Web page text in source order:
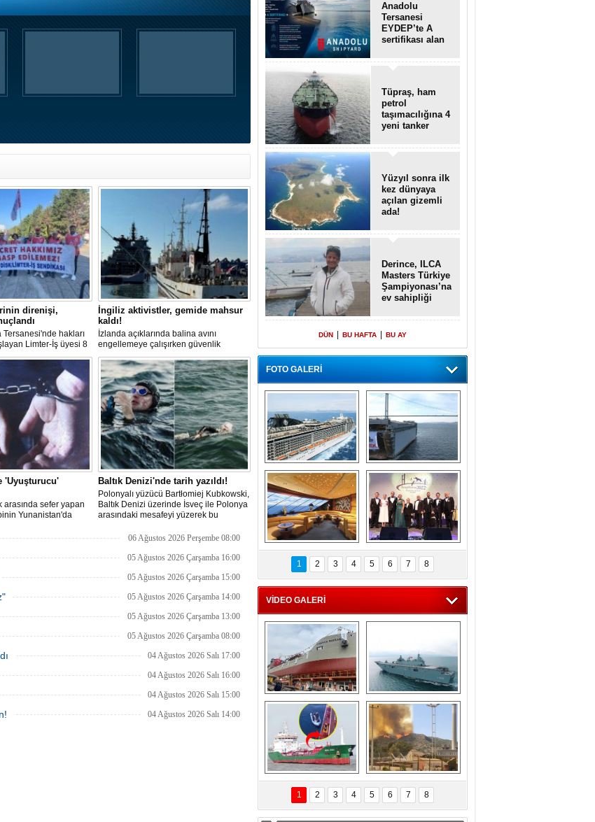
direnişi,
Tersanesi'nde hakları
Limter-İş üyesi 8
sonuç verdi. İşveren,
tüm
kabul etti.
tutulmaması halinde
açıkladı
İngiliz aktivistler, gemide mahsur
kaldı!
İzlanda açıklarında balina avını
engellemeye çalışırken güvenlik
güçlerince durdurulan Bandero adlı
protesto gemisindeki 21 çevre aktivisti,
günlerdir gemiden çıkmalarına izin
verilmediğini ve temel haklarının ihlal
edildiğini öne sürdü. Mürettebatta iki
Britanyalı aktivist de bulunuyor.
'Uyuşturucu'
arasında sefer yapan
Yunanistan'da
Baltık Denizi'nde tarih yazıldı!
Polonyalı yüzücü Bartłomiej Kubkowski,
Baltık Denizi üzerinde İsveç ile Polonya
arasındaki mesafeyi yüzerek bu
06 Ağustos 2026 Perşembe 08:00
05 Ağustos 2026 Çarşamba 16:00
05 Ağustos 2026 Çarşamba 15:00
05 Ağustos 2026 Çarşamba 14:00
05 Ağustos 2026 Çarşamba 13:00
05 Ağustos 2026 Çarşamba 08:00
04 Ağustos 2026 Salı 17:00
04 Ağustos 2026 Salı 16:00
04 Ağustos 2026 Salı 15:00
04 Ağustos 2026 Salı 14:00
Anadolu
Tersanesi
EYDEP’te A
sertifikası alan
Tüpraş, ham
petrol
taşımacılığına 4
yeni tanker
Yüzyıl sonra ilk
kez dünyaya
açılan gizemli
ada!
Derince, ILCA
Masters Türkiye
Şampiyonası’na
ev sahipliği
DÜN BU HAFTA BU AY
FOTO GALERİ
“Gemi içinde gemi”
konsepti ile MSC
Splendida
Dünyada tek!
Denizaltı yüzer
havuzu intikal
seyrine başladı
MSC'den 55 milyon
euroluk turizm geliri
müjdesi
5. Bosphorus Ship
Brokers Dinner,
İstanbul’da yapıldı
1 2 3 4 5 6 7 8
VİDEO GALERİ
Çeksan Tersanesi,
Başaran Bayrak
tankerini suya
indirdi
TCG Anadolu,
tersane teknik
seyrini tamamladı
Göçmenlerin
imdadına Türk
sahipli MINA DENIZ
yetişti
Milas’taki yangın
yeniden termik
santrallere doğru
ilerliyor
1 2 3 4 5 6 7 8